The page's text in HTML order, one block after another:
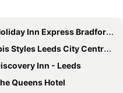
Inn Express Bradford City Centre by IHG
Styles Leeds City Centre Arena
Inn - Leeds
Queens Hotel